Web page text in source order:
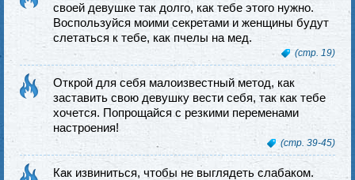
своей девушке так долго, как тебе этого нужно.
Воспользуйся моими секретами и женщины будут
слетаться к тебе, как пчелы на мед.
(стр. 19)
Открой для себя малоизвестный метод, как
заставить свою девушку вести себя, так как тебе
хочется. Попрощайся с резкими переменами
настроения!
(стр. 39-45)
Как извиниться, чтобы не выглядеть слабаком.